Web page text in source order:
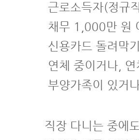
근로소득자(정규
채무 1,000만 원
신용카드 돌려막
연체 중이거나,
부양가족이 있거
직장 다니는 중에